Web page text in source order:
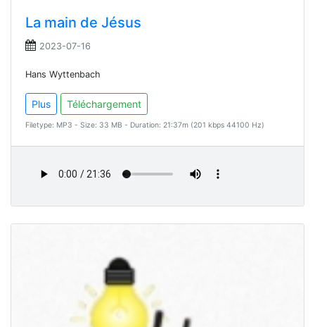
La main de Jésus
2023-07-16
Hans Wyttenbach
Plus Téléchargement
Filetype: MP3 - Size: 33 MB - Duration: 21:37m (201 kbps 44100 Hz)